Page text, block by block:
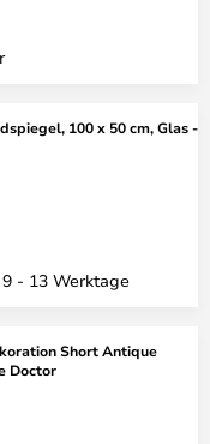
100 x 50 cm, Glas -
- 13 Werktage
Short Antique
Doctor